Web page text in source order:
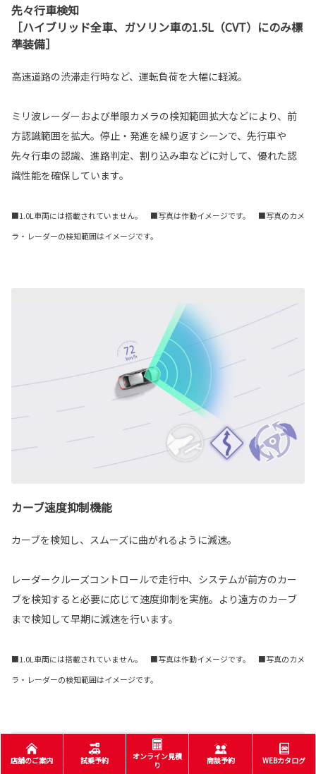
先々行車検知
［ハイブリッド全車、ガソリン車の1.5L（CVT）にのみ標
準装備］
高速道路の渋滞走行時など、運転負荷を大幅に軽減。
ミリ波レーダーおよび単眼カメラの検知範囲拡大などにより、前
方認識範囲を拡大。停止・発進を繰り返すシーンで、先行車や
先々行車の認識、進路判定、割り込み車などに対して、優れた認
識性能を確保しています。
■1.0L車両には搭載されていません。 ■写真は作動イメージです。 ■写真のカメ
ラ・レーダーの検知範囲はイメージです。
カーブ速度抑制機能
カーブを検知し、スムーズに曲がれるように減速。
レーダークルーズコントロールで走行中、システムが前方のカー
ブを検知すると必要に応じて速度抑制を実施。より遠方のカーブ
まで検知して早期に減速を行います。
■1.0L車両には搭載されていません。 ■写真は作動イメージです。 ■写真のカメ
ラ・レーダーの検知範囲はイメージです。
店舗のご案内 試乗予約
オンライン見積
り
商談予約 WEBカタログ